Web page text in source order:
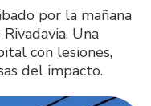
por la mañana
Una
con lesiones,
del impacto.